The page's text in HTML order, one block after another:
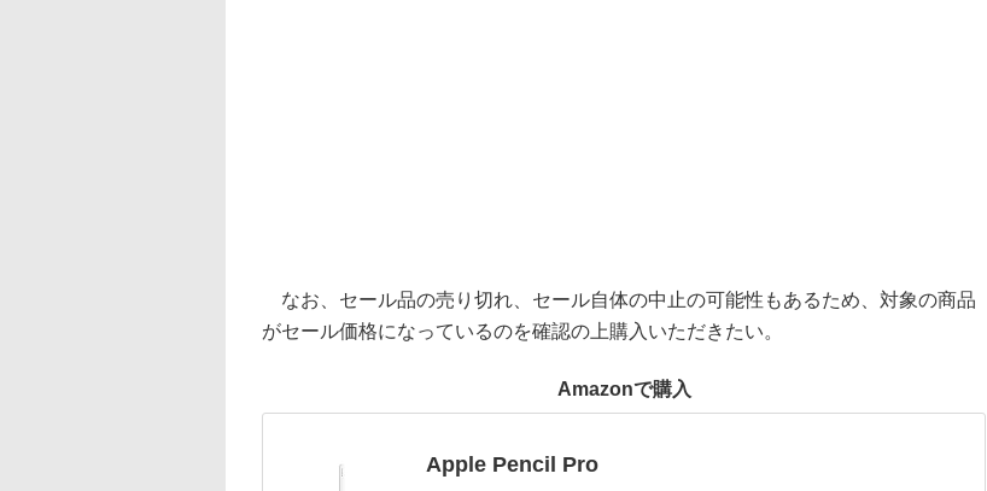
なお、セール品の売り切れ、セール自体の中止の可能性もあるため、対象の商品
がセール価格になっているのを確認の上購入いただきたい。
Amazonで購入
Apple Pencil Pro